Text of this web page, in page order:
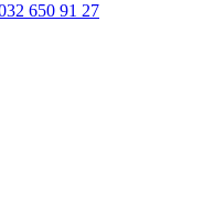
650 91 27